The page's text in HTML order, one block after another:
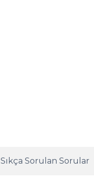
Sıkça Sorulan Sorular